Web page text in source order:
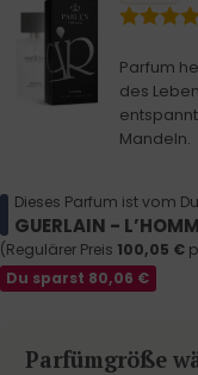
Parfum
des
Mandeln.
Dieses Parfum ist vom
GUERLAIN -
(Regulärer Preis 100,05 €
Du sparst 80,06 €
Parfümgröße